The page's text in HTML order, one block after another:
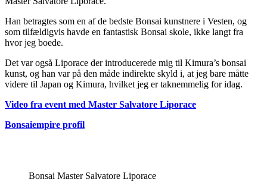
Han betragtes som en af de bedste Bonsai kunstnere i Vesten, og
som tilfældigvis havde en fantastisk Bonsai skole, ikke langt fra
hvor jeg boede.
Det var også Liporace der introducerede mig til Kimura’s bonsai
kunst, og han var på den måde indirekte skyld i, at jeg bare måtte
videre til Japan og Kimura, hvilket jeg er taknemmelig for idag.
Video fra event med Master Salvatore Liporace
Bonsaiempire profil
Bonsai Master Salvatore Liporace